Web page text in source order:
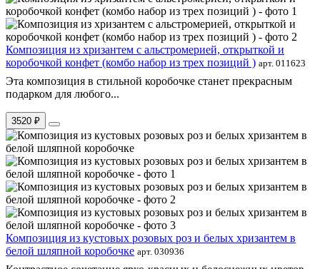
Композиция из хризантем с альстромерией, открыткой и
коробочкой конфет (комбо набор из трех позиций ) арт. 011623
Эта композиция в стильной коробочке станет прекрасным
подарком для любого...
3520 ₽
Композиция из кустовых розовых роз и белых хризантем в
белой шляпной коробочке арт. 030936